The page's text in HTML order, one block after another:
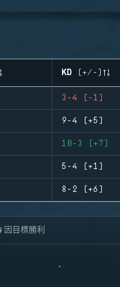
KD (+/-)
3-4 (-1)
9-4 (+5)
10-3 (+7)
5-4 (+1)
8-2 (+6)
因目標勝利